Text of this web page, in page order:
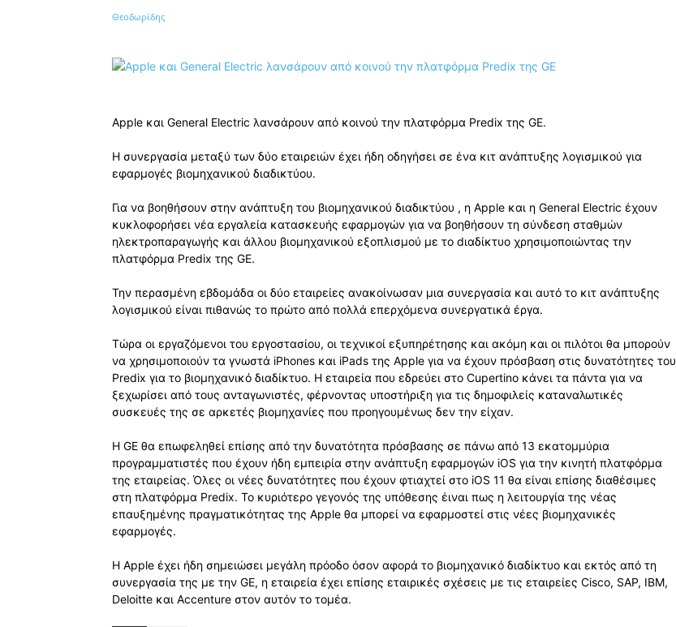
Κοινοποίηση
Apple και General Electric λανσάρουν από κοινού την πλατφόρμα Predix της GE.
Η συνεργασία μεταξύ των δύο εταιρειών έχει ήδη οδηγήσει σε ένα κιτ ανάπτυξης λογισμικού για
εφαρμογές βιομηχανικού διαδικτύου.
Για να βοηθήσουν στην ανάπτυξη του βιομηχανικού διαδικτύου , η Apple και η General Electric έχουν
κυκλοφορήσει νέα εργαλεία κατασκευής εφαρμογών για να βοηθήσουν τη σύνδεση σταθμών
ηλεκτροπαραγωγής και άλλου βιομηχανικού εξοπλισμού με το dιαδίκτυο χρησιμοποιώντας την
πλατφόρμα Predix της GE.
Την περασμένη εβδομάδα οι δύο εταιρείες ανακοίνωσαν μια συνεργασία και αυτό το κιτ ανάπτυξης
λογισμικού είναι πιθανώς το πρώτο από πολλά επερχόμενα συνεργατικά έργα.
Τώρα οι εργαζόμενοι του εργοστασίου, οι τεχνικοί εξυπηρέτησης και ακόμη και οι πιλότοι θα μπορούν
να χρησιμοποιούν τα γνωστά iPhones και iPads της Apple για να έχουν πρόσβαση στις δυνατότητες του
Predix για το βιομηχανικό διαδίκτυο. Η εταιρεία που εδρεύει στο Cupertino κάνει τα πάντα για να
ξεχωρίσει από τους ανταγωνιστές, φέρνοντας υποστήριξη για τις δημοφιλείς καταναλωτικές
συσκευές της σε αρκετές βιομηχανίες που προηγουμένως δεν την είχαν.
Η GE θα επωφεληθεί επίσης από την δυνατότητα πρόσβασης σε πάνω από 13 εκατομμύρια
προγραμματιστές που έχουν ήδη εμπειρία στην ανάπτυξη εφαρμογών iOS για την κινητή πλατφόρμα
της εταιρείας. Όλες οι νέες δυνατότητες που έχουν φτιαχτεί στο iOS 11 θα είναι επίσης διαθέσιμες
στη πλατφόρμα Predix. Το κυριότερο γεγονός της υπόθεσης έιναι πως η λειτουργία της νέας
επαυξημένης πραγματικότητας της Apple θα μπορεί να εφαρμοστεί στις νέες βιομηχανικές
εφαρμογές.
Η Apple έχει ήδη σημειώσει μεγάλη πρόοδο όσον αφορά το βιομηχανικό διαδίκτυο και εκτός από τη
συνεργασία της με την GE, η εταιρεία έχει επίσης εταιρικές σχέσεις με τις εταιρείες Cisco, SAP, IBM,
Deloitte και Accenture στον αυτόν το τομέα.